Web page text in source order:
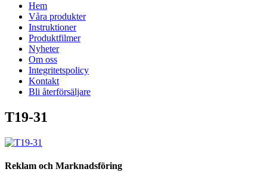
Hem
Våra produkter
Instruktioner
Produktfilmer
Nyheter
Om oss
Integritetspolicy
Kontakt
Bli återförsäljare
T19-31
Reklam och Marknadsföring